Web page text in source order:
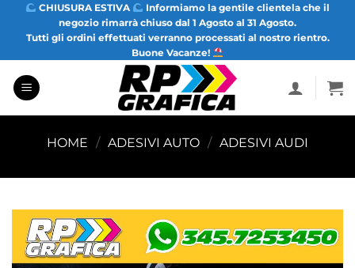
Salta
contenuti
CHIUSURA ESTIVA
Informiamo la gentile clientela che il
negozio rimarrà chiuso dal 1 Agosto al 31 Agosto.
Tutti gli ordini effettuati verranno processati al nostro rientro.
Buone Vacanze!
HOME / ADESIVI AUTO / ADESIVI AUDI